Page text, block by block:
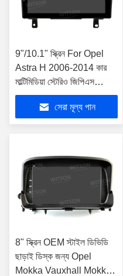
9"/10.1" স্ক্রিন For Opel
Astra H 2006-2014 কার
মাল্টিমিডিয়া স্টেরিও জিপিএস
কারপ্লে প্লেয়ার ((9972/2972)
সেরা মূল্য পান
8" স্ক্রিন OEM স্টাইল ডিভিডি
ছাড়াই ডিস্ক জন্য Opel
Mokka Vauxhall Mokka